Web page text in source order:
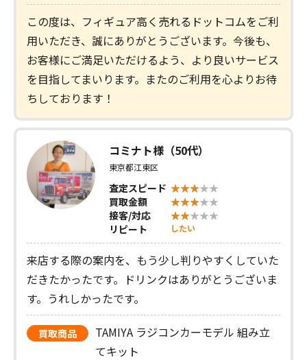
この度は、フィギュア高く売れるドットコムをご利
用いただき、誠にありがとうございます。今後も、
お客様にご満足いただけるよう、より良いサービス
を目指してまいります。またのご利用を心よりお待
ちしております！
コミナト様（50代）
東京都江東区
査定スピード
買取金額
接客/対応
リピート
したい
来店する際の案内を、もう少し判りやすくしていた
だきたかったです。ドリンクはありがとうございま
す。うれしかったです。
買取商品
TAMIYA ラジコンカーモデル 組み立
てキット